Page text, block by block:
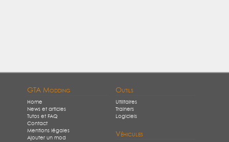
GTA Modding
Home
News et articles
Tutos et FAQ
Contact
Mentions légales
Ajouter un mod
Outils
Utilitaires
Trainers
Logiciels
Véhicules